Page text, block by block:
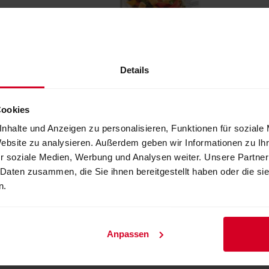
Details
und Anzeigen zu personalisieren, Funktionen für soziale
zu analysieren. Außerdem geben wir Informationen zu
soziale Medien, Werbung und Analysen weiter. Unsere
zusammen, die Sie ihnen bereitgestellt haben oder die
Anpassen